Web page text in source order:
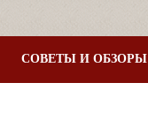
СОВЕТЫ И ОБЗОРЫ